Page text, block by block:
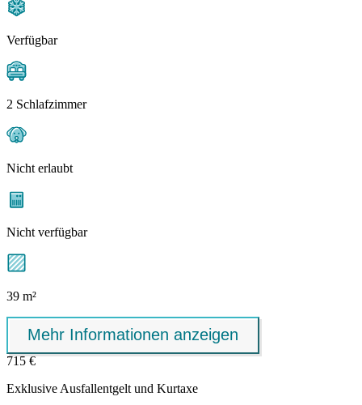
Verfügbar
2 Schlafzimmer
Nicht erlaubt
Nicht verfügbar
39 m²
Mehr Informationen anzeigen
715 €
Exklusive Ausfallentgelt und Kurtaxe